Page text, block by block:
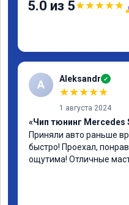
5.0 из 5★★★★★
A Aleksandr ✓
★★★★★
1 августа 2024
«Чип тюнинг Mercedes
Приняли авто раньше
быстро! Проехал,
ощутима! Отличные